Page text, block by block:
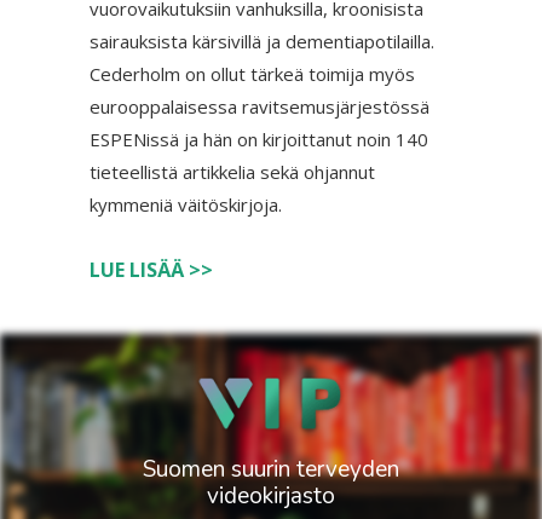
vuorovaikutuksiin vanhuksilla, kroonisista
sairauksista kärsivillä ja dementiapotilailla.
Cederholm on ollut tärkeä toimija myös
eurooppalaisessa ravitsemusjärjestössä
ESPENissä ja hän on kirjoittanut noin 140
tieteellistä artikkelia sekä ohjannut
kymmeniä väitöskirjoja.
LUE LISÄÄ >>
Suomen suurin terveyden
videokirjasto